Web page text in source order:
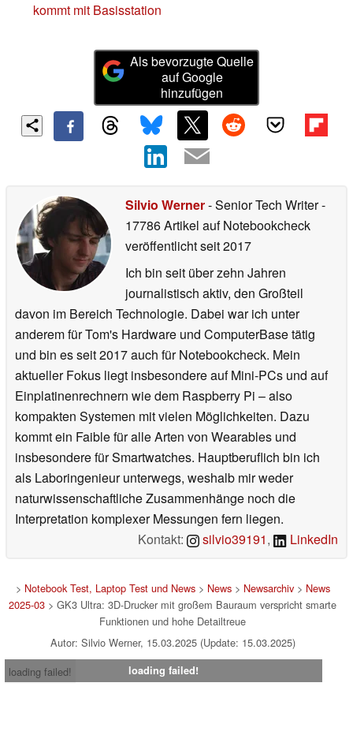
kommt mit Basisstation
Als bevorzugte Quelle
auf Google
hinzufügen
Silvio Werner- Senior Tech Writer-
17786 Artikel auf Notebookcheck
veröffentlichtseit 2017
Ich bin seit über zehn Jahren
journalistisch aktiv, den Großteil
davon im Bereich Technologie. Dabei war ich unter
anderem für Tom's Hardware und ComputerBase tätig
und bin es seit 2017 auch für Notebookcheck. Mein
aktueller Fokus liegt insbesondere auf Mini-PCs und auf
Einplatinenrechnern wie dem Raspberry Pi – also
kompakten Systemen mit vielen Möglichkeiten. Dazu
kommt ein Faible für alle Arten von Wearables und
insbesondere für Smartwatches. Hauptberuflich bin ich
als Laboringenieur unterwegs, weshalb mir weder
naturwissenschaftliche Zusammenhänge noch die
Interpretation komplexer Messungen fern liegen.
Kontakt:
silvio39191, LinkedIn
> Notebook Test, Laptop Test und News> News> Newsarchiv> News
2025-03 > GK3 Ultra: 3D-Drucker mit großem Bauraum verspricht smarte
Funktionen und hohe Detailtreue
Autor: Silvio Werner, 15.03.2025 (Update: 15.03.2025)
loading failed!
loading failed!